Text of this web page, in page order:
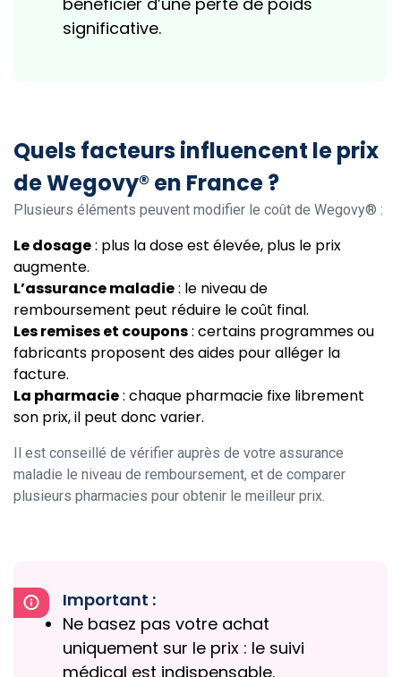
significative.
Quels facteurs influencent le prix
de Wegovy® en France ?
Plusieurs éléments peuvent modifier le coût de Wegovy® :
Le dosage: plus la dose est élevée, plus le prix
augmente.
L’assurance maladie: le niveau de
remboursement peut réduire le coût final.
Les remises et coupons: certains programmes ou
fabricants proposent des aides pour alléger la
facture.
La pharmacie: chaque pharmacie fixe librement
son prix, il peut donc varier.
Il est conseillé de vérifier auprès de votre assurance
maladie le niveau de remboursement, et de comparer
plusieurs pharmacies pour obtenir le meilleur prix.
Important :
Ne basez pas votre achat
uniquement sur le prix : le suivi
médical est indispensable.